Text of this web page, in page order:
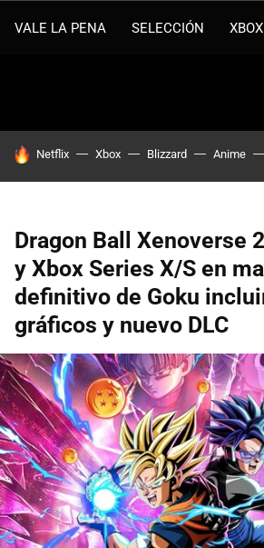
VALE LA PENA SELECCIÓN
HOY SE HABLA DE
Netflix Xbox Blizzard Anime
Dragon Ball Xenoverse
y Xbox Series X/S en
definitivo de Goku
gráficos y nuevo DLC